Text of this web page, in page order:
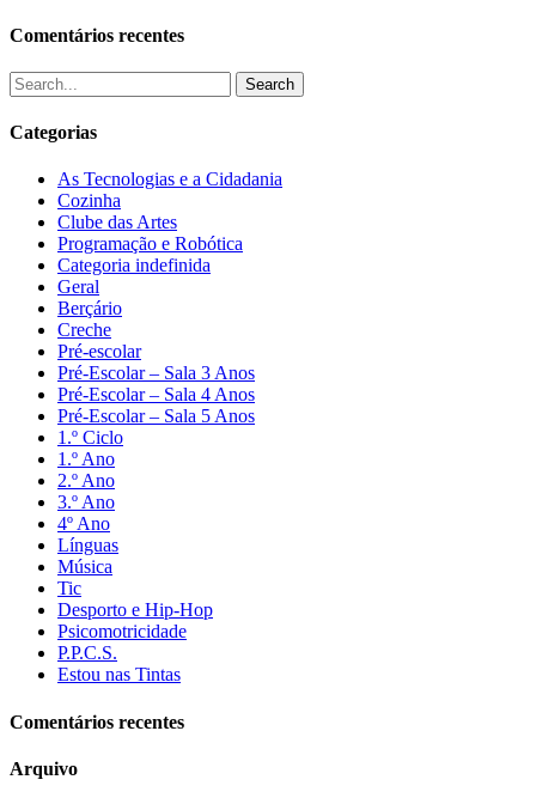
Comentários recentes
Search
Categorias
As Tecnologias e a Cidadania
Cozinha
Clube das Artes
Programação e Robótica
Categoria indefinida
Geral
Berçário
Creche
Pré-escolar
Pré-Escolar – Sala 3 Anos
Pré-Escolar – Sala 4 Anos
Pré-Escolar – Sala 5 Anos
1.º Ciclo
1.º Ano
2.º Ano
3.º Ano
4º Ano
Línguas
Música
Tic
Desporto e Hip-Hop
Psicomotricidade
P.P.C.S.
Estou nas Tintas
Comentários recentes
Arquivo